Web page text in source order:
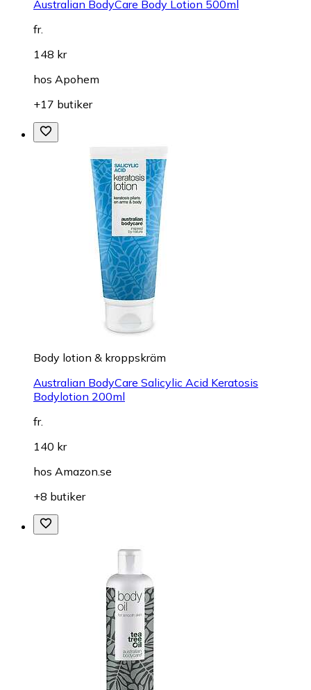
Australian BodyCare Body Lotion 500ml
fr.
148 kr
hos Apohem
+17 butiker
Body lotion & kroppskräm
Australian BodyCare Salicylic Acid Keratosis
Bodylotion 200ml
fr.
140 kr
hos Amazon.se
+8 butiker